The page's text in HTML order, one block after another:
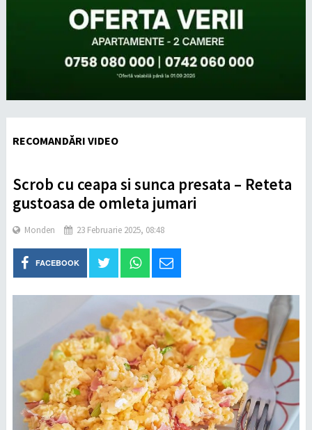
RECOMANDĂRI VIDEO
Scrob cu ceapa si sunca presata – Reteta
gustoasa de omleta jumari
Monden 23 Februarie 2025, 08:48
FACEBOOK